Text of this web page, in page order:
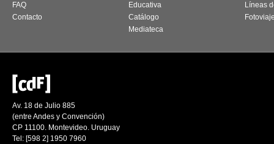
FAQ
Contacto
Educativa
Catálogo
Mediateca
Líneas
Av. 18 de Julio 885
(entre Andes y Convención)
CP 11100. Montevideo. Uruguay
Tel: [598 2] 1950 7960